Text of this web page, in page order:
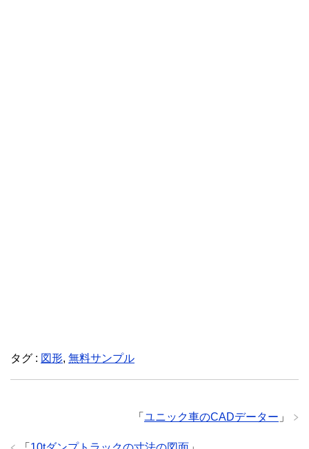
タグ : 図形, 無料サンプル
「 ユニック車のCADデーター 」